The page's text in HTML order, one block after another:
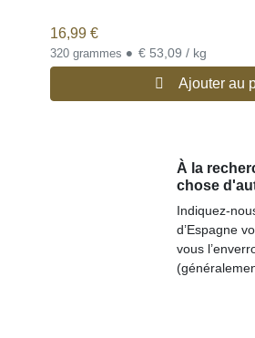
16,99 €
320 grammes • € 53,09 / kg
Ajouter au
À la
chose
Indiquez-
d’Espagne
vous